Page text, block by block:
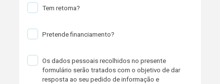
Tem retoma?
Pretende financiamento?
Os dados pessoais recolhidos no presente
formulário serão tratados com o objetivo de dar
resposta ao seu pedido de informação e